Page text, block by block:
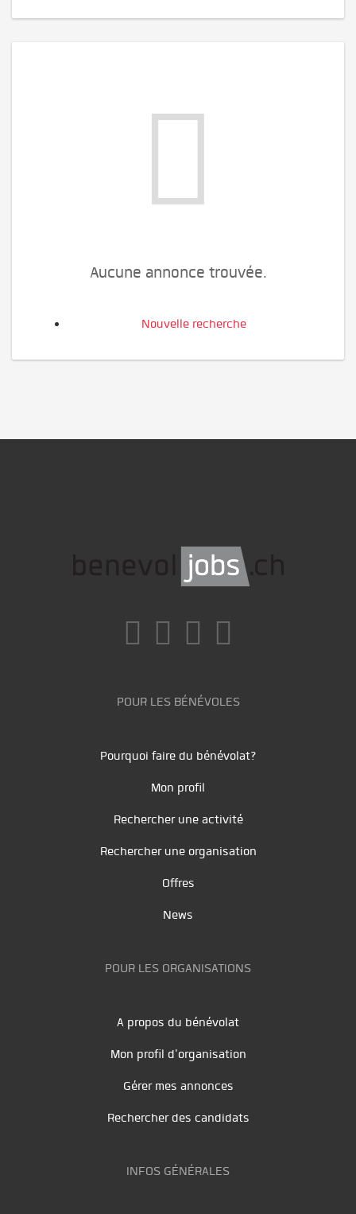
Aucune annonce trouvée.
Nouvelle recherche
POUR LES BÉNÉVOLES
Pourquoi faire du bénévolat?
Mon profil
Rechercher une activité
Rechercher une organisation
Offres
News
POUR LES ORGANISATIONS
A propos du bénévolat
Mon profil d'organisation
Gérer mes annonces
Rechercher des candidats
INFOS GÉNÉRALES